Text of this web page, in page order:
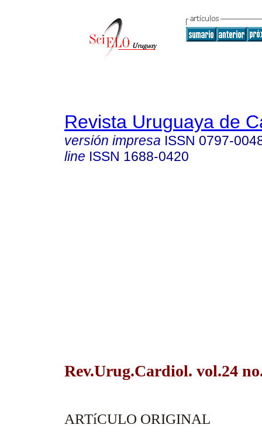
Revista Uruguaya de
versión impresa ISSN 0797-
line ISSN 1688-0420
Rev.Urug.Cardiol. vol.24
ARTíCULO ORIGINAL